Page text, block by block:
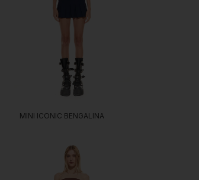
MINI ICONIC BENGALINA